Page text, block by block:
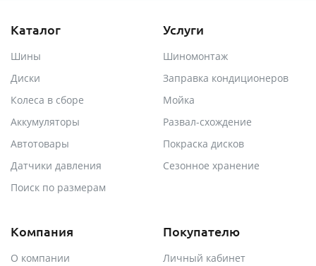
Каталог
Шины
Диски
Колеса в сборе
Аккумуляторы
Автотовары
Датчики давления
Поиск по размерам
Услуги
Шиномонтаж
Заправка кондиционеров
Мойка
Развал-схождение
Покраска дисков
Сезонное хранение
Компания
О компании
Покупателю
Личный кабинет